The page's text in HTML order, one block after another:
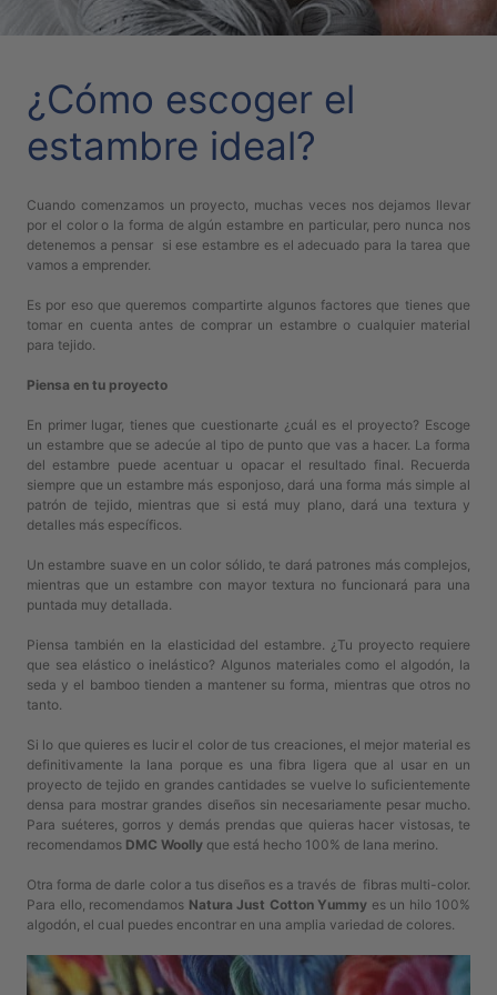
PATRONES
Preguntas
frecuentes
Aviso De
Políticas
Compra
2026
Para
Bordar
¿Cómo escoger el
estambre ideal?
Cuando comenzamos un proyecto, muchas veces nos dejamos llevar
por el color o la forma de algún estambre en particular, pero nunca nos
detenemos a pensar si ese estambre es el adecuado para la tarea que
vamos a emprender.
Es por eso que queremos compartirte algunos factores que tienes que
tomar en cuenta antes de comprar un estambre o cualquier material
para tejido.
Piensa en tu proyecto
En primer lugar, tienes que cuestionarte ¿cuál es el proyecto? Escoge
un estambre que se adecúe al tipo de punto que vas a hacer. La forma
del estambre puede acentuar u opacar el resultado final. Recuerda
siempre que un estambre más esponjoso, dará una forma más simple al
patrón de tejido, mientras que si está muy plano, dará una textura y
detalles más específicos.
Un estambre suave en un color sólido, te dará patrones más complejos,
mientras que un estambre con mayor textura no funcionará para una
puntada muy detallada.
Piensa también en la elasticidad del estambre. ¿Tu proyecto requiere
que sea elástico o inelástico? Algunos materiales como el algodón, la
seda y el bamboo tienden a mantener su forma, mientras que otros no
tanto.
Si lo que quieres es lucir el color de tus creaciones, el mejor material es
definitivamente la lana porque es una fibra ligera que al usar en un
proyecto de tejido en grandes cantidades se vuelve lo suficientemente
densa para mostrar grandes diseños sin necesariamente pesar mucho.
Para suéteres, gorros y demás prendas que quieras hacer vistosas, te
recomendamos DMC Woolly que está hecho 100% de lana merino.
Otra forma de darle color a tus diseños es a través de fibras multi-color.
Para ello, recomendamos Natura Just Cotton Yummy es un hilo 100%
algodón, el cual puedes encontrar en una amplia variedad de colores.